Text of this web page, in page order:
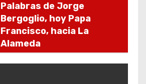
Palabras de Jorge
Bergoglio, hoy Papa
Francisco, hacia La
Alameda